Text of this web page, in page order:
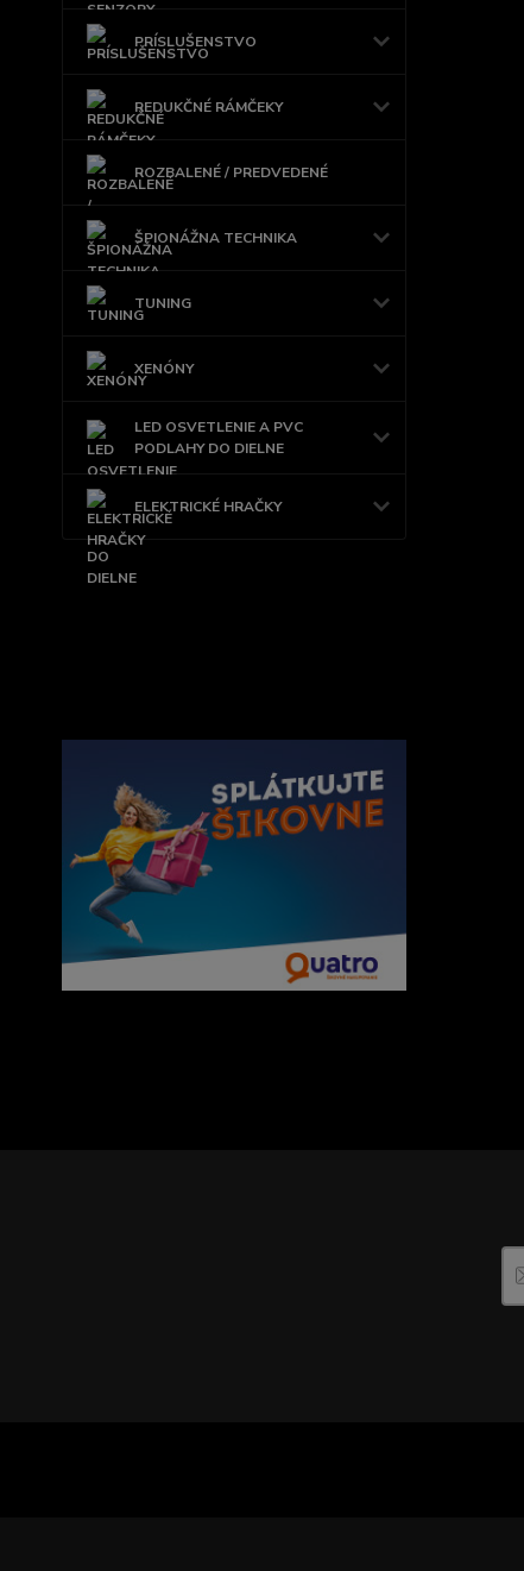
PRÍSLUŠENSTVO
REDUKČNÉ RÁMČEKY
ROZBALENÉ / PREDVEDENÉ
ŠPIONÁŽNA TECHNIKA
TUNING
XENÓNY
LED OSVETLENIE A PVC
PODLAHY DO DIELNE
ELEKTRICKÉ HRAČKY